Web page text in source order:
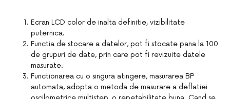
Ecran LCD color de inalta definitie, vizibilitate
puternica.
Functia de stocare a datelor, pot fi stocate pana la 100
de grupuri de date, prin care pot fi revizuite datele
masurate.
Functionarea cu o singura atingere, masurarea BP
automata, adopta o metoda de masurare a deflatiei